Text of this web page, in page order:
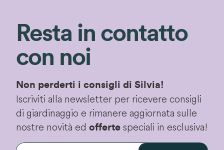
Resta in contatto
con noi
Non perderti i consigli di Silvia!
Iscriviti alla newsletter per ricevere consigli
di giardinaggio e rimanere aggiornata sulle
nostre novità ed offerte speciali in esclusiva!